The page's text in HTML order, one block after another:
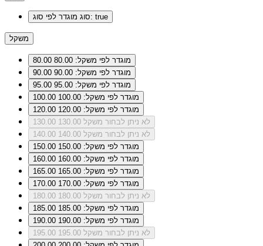
סוגמוגדר לפי סוג: true
משקל
80.00
מוגדר לפי משקל: 80.00
90.00
מוגדר לפי משקל: 90.00
95.00
מוגדר לפי משקל: 95.00
100.00
מוגדר לפי משקל: 100.00
120.00
מוגדר לפי משקל: 120.00
130.00
לא ניתן לבחור משקל 130.00
140.00
לא ניתן לבחור משקל 140.00
150.00
מוגדר לפי משקל: 150.00
160.00
מוגדר לפי משקל: 160.00
165.00
מוגדר לפי משקל: 165.00
170.00
מוגדר לפי משקל: 170.00
180.00
לא ניתן לבחור משקל 180.00
185.00
מוגדר לפי משקל: 185.00
190.00
מוגדר לפי משקל: 190.00
195.00
לא ניתן לבחור משקל 195.00